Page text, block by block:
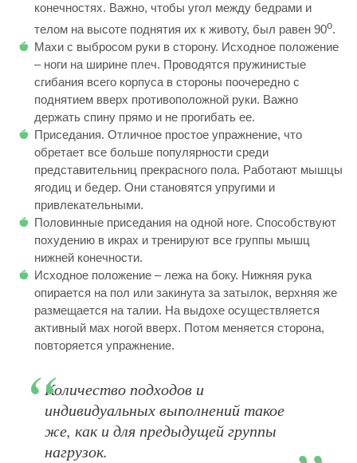
конечностях. Важно, чтобы угол между бедрами и
телом на высоте поднятия их к животу, был равен 90о.
Махи с выбросом руки в сторону. Исходное положение
– ноги на ширине плеч. Проводятся пружинистые
сгибания всего корпуса в стороны поочередно с
поднятием вверх противоположной руки. Важно
держать спину прямо и не прогибать ее.
Приседания. Отличное простое упражнение, что
обретает все больше популярности среди
представительниц прекрасного пола. Работают мышцы
ягодиц и бедер. Они становятся упругими и
привлекательными.
Половинные приседания на одной ноге. Способствуют
похудению в икрах и тренируют все группы мышц
нижней конечности.
Исходное положение – лежа на боку. Нижняя рука
опирается на пол или закинута за затылок, верхняя же
размещается на талии. На выдохе осуществляется
активный мах ногой вверх. Потом меняется сторона,
повторяется упражнение.
Количество подходов и
индивидуальных выполнений такое
же, как и для предыдущей группы
нагрузок.